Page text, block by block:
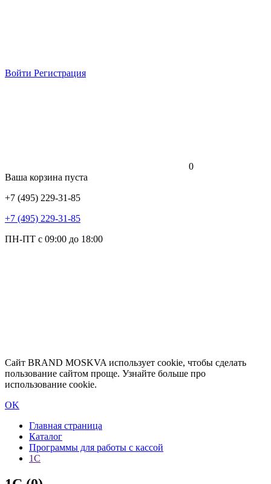
Войти Регистрация
0
Ваша корзина пуста
+7 (495) 229-31-85
+7 (495) 229-31-85
ПН-ПТ с 09:00 до 18:00
Сайт BRAND MOSKVA использует cookie, чтобы сделать
пользование сайтом проще. Узнайте больше про
использование cookie.
OK
Главная страница
Каталог
Программы для работы с кассой
1С